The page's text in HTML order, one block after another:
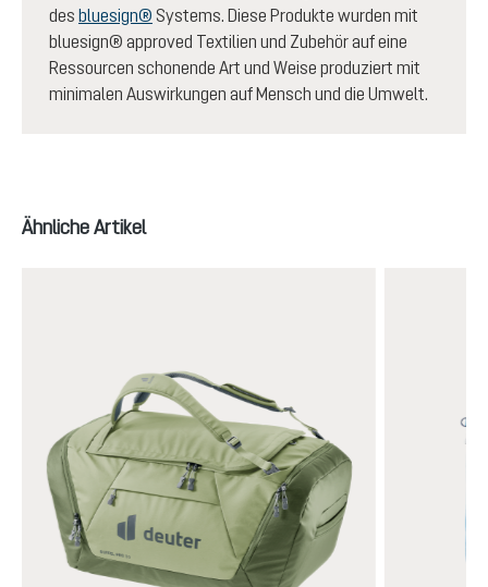
des bluesign® Systems. Diese Produkte wurden mit
bluesign® approved Textilien und Zubehör auf eine
Ressourcen schonende Art und Weise produziert mit
minimalen Auswirkungen auf Mensch und die Umwelt.
Produktgalerie überspringen
Ähnliche Artikel